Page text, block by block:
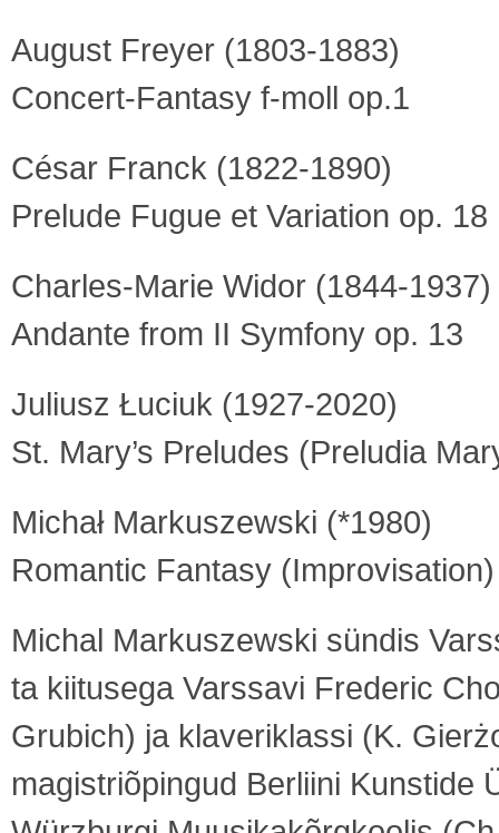
August Freyer (1803-1883)
Concert-Fantasy f-moll op.1
César Franck (1822-1890)
Prelude Fugue et Variation op. 18
Charles-Marie Widor (1844-1937)
Andante from II Symfony op. 13
Juliusz Łuciuk (1927-2020)
St. Mary’s Preludes (Preludia
Michał Markuszewski (*1980)
Romantic Fantasy (Improvisation)
Michal Markuszewski sündis
ta kiitusega Varssavi Frederic
Grubich) ja klaveriklassi (K.
magistriõpingud Berliini Kunstide